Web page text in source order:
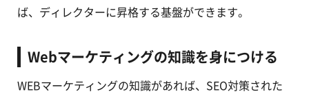
ば、ディレクターに昇格する基盤ができます。
Webマーケティングの知識を身につける
WEBマーケティングの知識があれば、SEO対策された